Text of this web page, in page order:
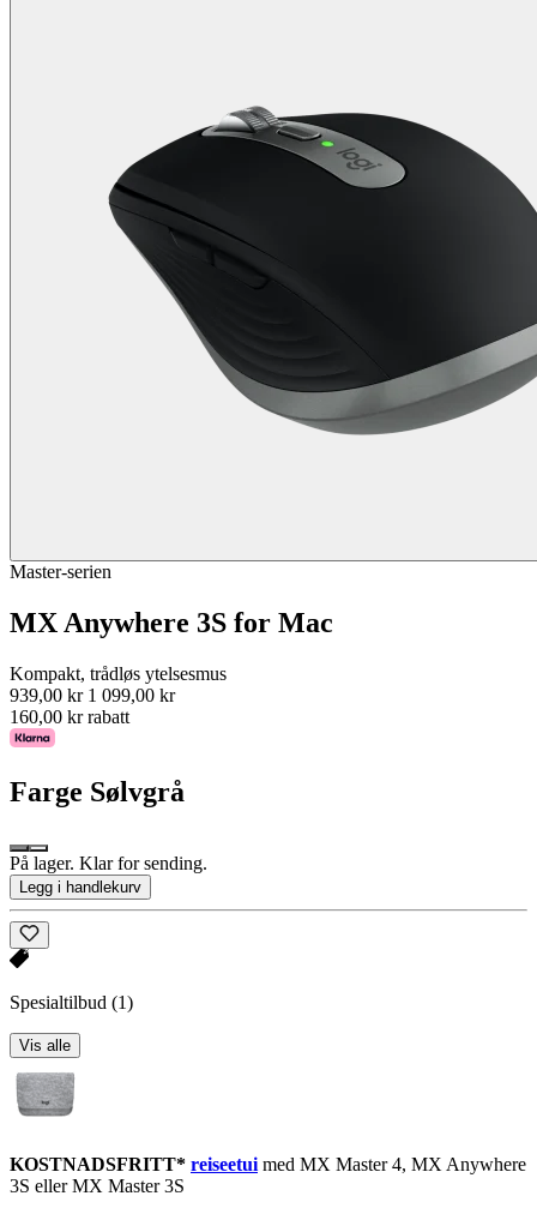
Master-serien
MX Anywhere 3S for Mac
Kompakt, trådløs ytelsesmus
939,00 kr 1 099,00 kr
160,00 kr rabatt
Farge Sølvgrå
På lager. Klar for sending.
Legg i handlekurv
Spesialtilbud (1)
Vis alle
KOSTNADSFRITT* reiseetui med MX Master 4, MX Anywhere
3S eller MX Master 3S